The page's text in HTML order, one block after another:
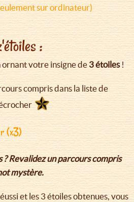
sur ordinateur)
:
votre insigne de 3 étoiles!
compris dans la liste de
(x3)
? Revalidez un parcours compris
mystère.
et les 3 étoiles obtenues, vous